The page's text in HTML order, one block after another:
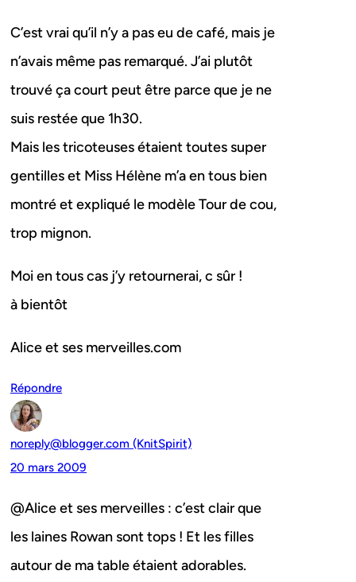
C’est vrai qu’il n’y a pas eu de café, mais je
n’avais même pas remarqué. J’ai plutôt
trouvé ça court peut être parce que je ne
suis restée que 1h30.
Mais les tricoteuses étaient toutes super
gentilles et Miss Hélène m’a en tous bien
montré et expliqué le modèle Tour de cou,
trop mignon.
Moi en tous cas j’y retournerai, c sûr !
à bientôt
Alice et ses merveilles.com
Répondre
noreply@blogger.com (KnitSpirit)
20 mars 2009
@Alice et ses merveilles : c’est clair que
les laines Rowan sont tops ! Et les filles
autour de ma table étaient adorables.